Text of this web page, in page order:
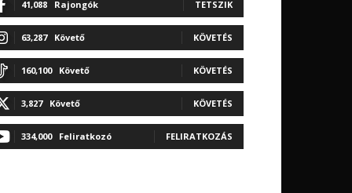
41,088 Rajongók TETSZIK
63,287 Követő KÖVETÉS
160,100 Követő KÖVETÉS
3,827 Követő KÖVETÉS
334,000 Feliratkozó FELIRATKOZÁS